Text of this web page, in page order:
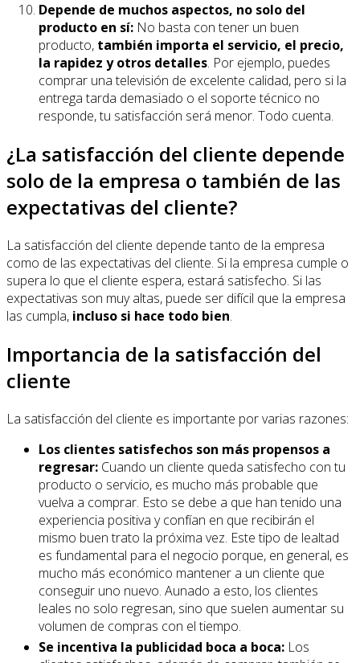
Depende de muchos aspectos, no solo del
producto en sí: No basta con tener un buen
producto, también importa el servicio, el precio,
la rapidez y otros detalles. Por ejemplo, puedes
comprar una televisión de excelente calidad, pero si la
entrega tarda demasiado o el soporte técnico no
responde, tu satisfacción será menor. Todo cuenta.
¿La satisfacción del cliente depende
solo de la empresa o también de las
expectativas del cliente?
La satisfacción del cliente depende tanto de la empresa
como de las expectativas del cliente. Si la empresa cumple o
supera lo que el cliente espera, estará satisfecho. Si las
expectativas son muy altas, puede ser difícil que la empresa
las cumpla, incluso si hace todo bien.
Importancia de la satisfacción del
cliente
La satisfacción del cliente es importante por varias razones:
Los clientes satisfechos son más propensos a
regresar: Cuando un cliente queda satisfecho con tu
producto o servicio, es mucho más probable que
vuelva a comprar. Esto se debe a que han tenido una
experiencia positiva y confían en que recibirán el
mismo buen trato la próxima vez. Este tipo de lealtad
es fundamental para el negocio porque, en general, es
mucho más económico mantener a un cliente que
conseguir uno nuevo. Aunado a esto, los clientes
leales no solo regresan, sino que suelen aumentar su
volumen de compras con el tiempo.
Se incentiva la publicidad boca a boca: Los